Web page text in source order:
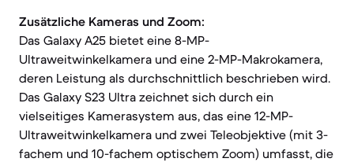
Zusätzliche Kameras und Zoom:
Das Galaxy A25 bietet eine 8-MP-
Ultraweitwinkelkamera und eine 2-MP-Makrokamera,
deren Leistung als durchschnittlich beschrieben wird.
Das Galaxy S23 Ultra zeichnet sich durch ein
vielseitiges Kamerasystem aus, das eine 12-MP-
Ultraweitwinkelkamera und zwei Teleobjektive (mit 3-
fachem und 10-fachem optischem Zoom) umfasst, die